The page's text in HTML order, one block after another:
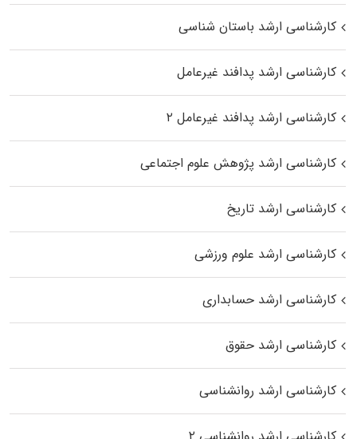
کارشناسی ارشد باستان شناسی
کارشناسی ارشد پدافند غیرعامل
کارشناسی ارشد پدافند غیرعامل ۲
کارشناسی ارشد پژوهش علوم اجتماعی
کارشناسی ارشد تاریخ
کارشناسی ارشد علوم ورزشی
کارشناسی ارشد حسابداری
کارشناسی ارشد حقوق
کارشناسی ارشد روانشناسی